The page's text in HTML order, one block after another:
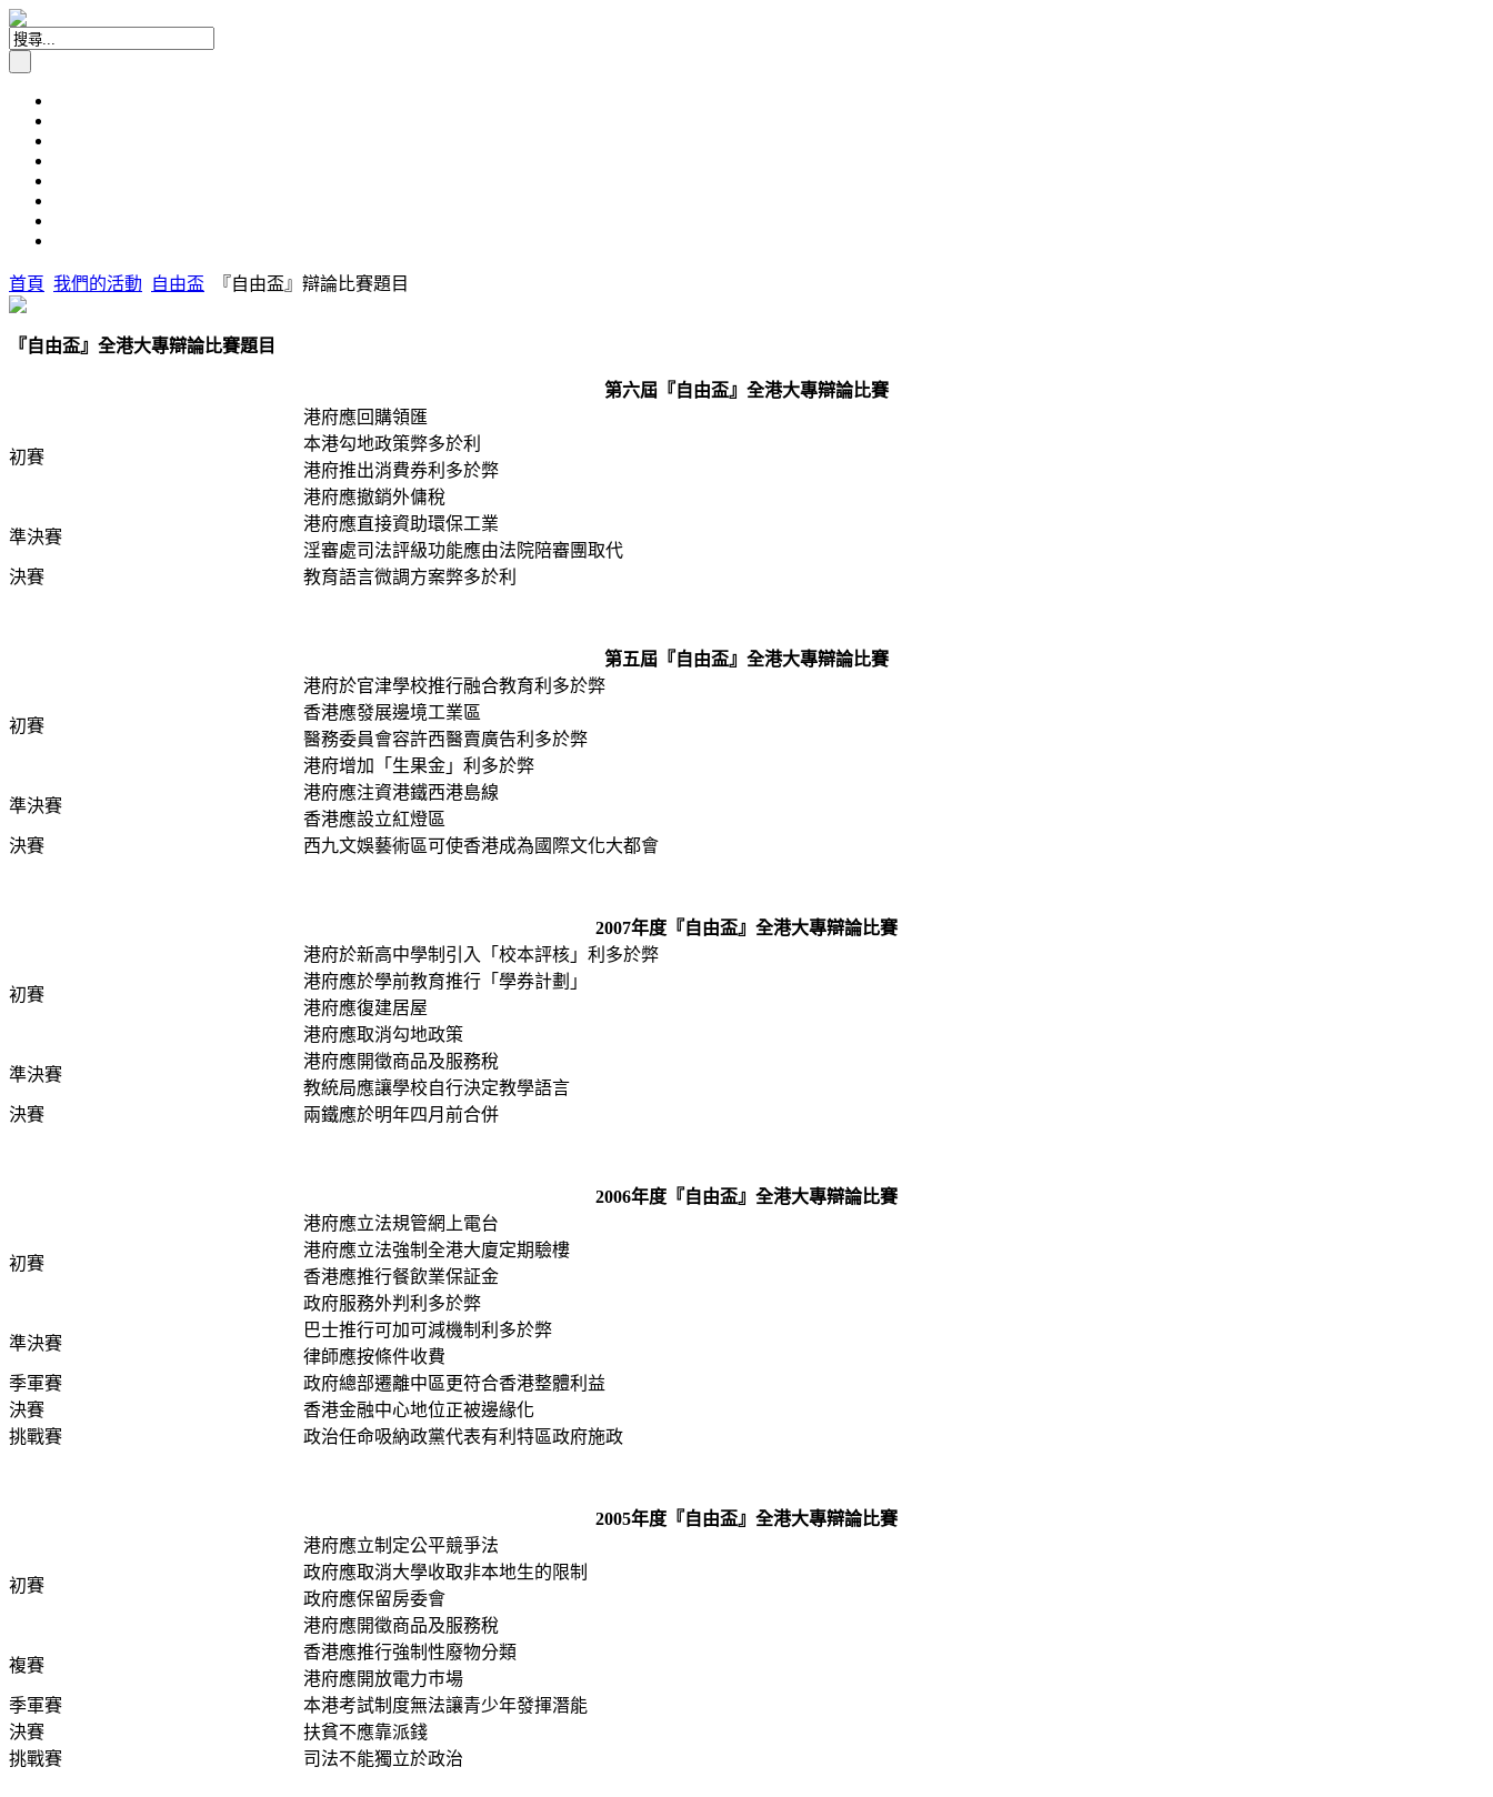
首頁 我們的活動 自由盃 『自由盃』辯論比賽題目
『自由盃』全港大專辯論比賽題目
第六屆『自由盃』全港大專辯論比賽
初賽
港府應回購領匯
本港勾地政策弊多於利
港府推出消費券利多於弊
港府應撤銷外傭稅
準決賽
港府應直接資助環保工業
淫審處司法評級功能應由法院陪審團取代
決賽
教育語言微調方案弊多於利
第五屆『自由盃』全港大專辯論比賽
初賽
港府於官津學校推行融合教育利多於弊
香港應發展邊境工業區
醫務委員會容許西醫賣廣告利多於弊
港府增加「生果金」利多於弊
準決賽
港府應注資港鐵西港島線
香港應設立紅燈區
決賽
西九文娛藝術區可使香港成為國際文化大都會
2007年度『自由盃』全港大專辯論比賽
初賽
港府於新高中學制引入「校本評核」利多於弊
港府應於學前教育推行「學券計劃」
港府應復建居屋
港府應取消勾地政策
準決賽
港府應開徵商品及服務稅
教統局應讓學校自行決定教學語言
決賽
兩鐵應於明年四月前合併
2006年度『自由盃』全港大專辯論比賽
初賽
港府應立法規管網上電台
港府應立法強制全港大廈定期驗樓
香港應推行餐飲業保証金
政府服務外判利多於弊
準決賽
巴士推行可加可減機制利多於弊
律師應按條件收費
季軍賽
政府總部遷離中區更符合香港整體利益
決賽
香港金融中心地位正被邊緣化
挑戰賽
政治任命吸納政黨代表有利特區政府施政
2005年度『自由盃』全港大專辯論比賽
初賽
港府應立制定公平競爭法
政府應取消大學收取非本地生的限制
政府應保留房委會
港府應開徵商品及服務稅
複賽
香港應推行強制性廢物分類
港府應開放電力巿場
季軍賽
本港考試制度無法讓青少年發揮潛能
決賽
扶貧不應靠派錢
挑戰賽
司法不能獨立於政治